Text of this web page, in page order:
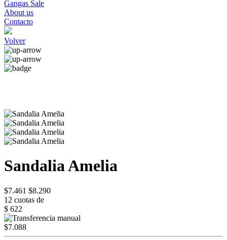
Gangas Sale
About us
Contacto
Volver
Sandalia Amelia
$7.461 $8.290
12 cuotas de
$ 622
$7.088